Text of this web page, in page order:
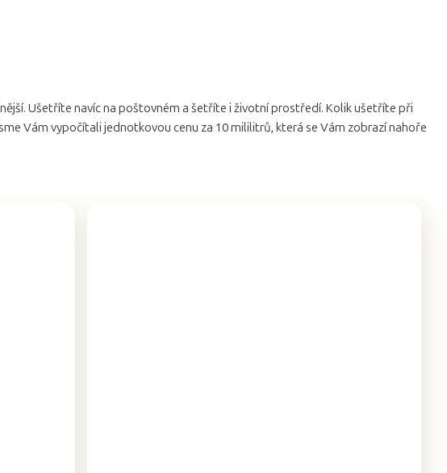
Ušetříte navíc na poštovném a šetříte i životní prostředí. Kolik ušetříte při
Vám vypočítali jednotkovou cenu za 10 mililitrů, která se Vám zobrazí nahoře